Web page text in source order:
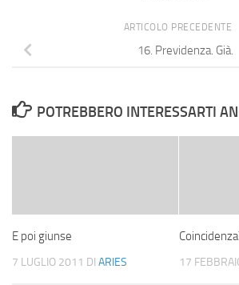
ARTICOLO PRECEDENTE
16. Previdenza. Già.
POTREBBERO INTERESSARTI
E poi giunse
7 LUGLIO 2011 DI ARIES 17